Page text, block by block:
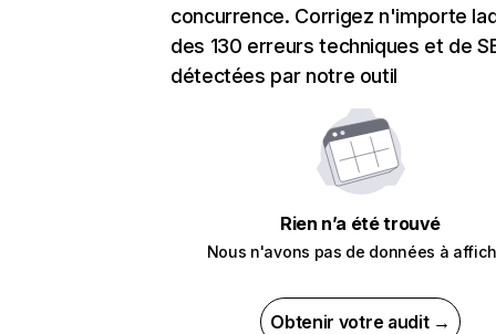
concurrence. Corrigez n'importe
des 130 erreurs techniques et de
détectées par notre outil
Rien n’a été trouvé
Nous n'avons pas de données à
Obtenir votre audit →